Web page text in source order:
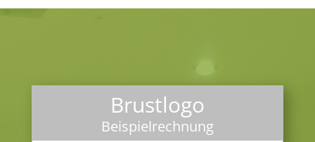
Brustlogo
Beispielrechnung